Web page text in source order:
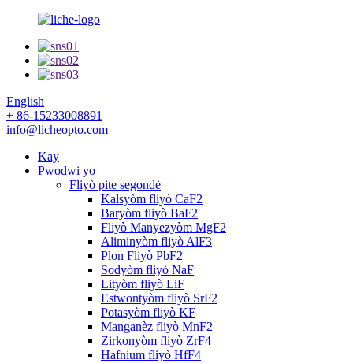
English
+ 86-15233008891
info@licheopto.com
Kay
Pwodwi yo
Fliyò pite segondè
Kalsyòm fliyò CaF2
Baryòm fliyò BaF2
Fliyò Manyezyòm MgF2
Aliminyòm fliyò AlF3
Plon Fliyò PbF2
Sodyòm fliyò NaF
Lityòm fliyò LiF
Estwontyòm fliyò SrF2
Potasyòm fliyò KF
Manganèz fliyò MnF2
Zirkonyòm fliyò ZrF4
Hafnium fliyò HfF4